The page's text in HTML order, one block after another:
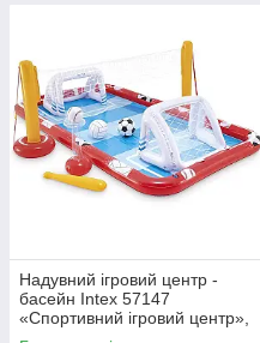
Надувний ігровий центр -
басейн Intex 57147
«Спортивний ігровий центр»,
325 х 267 х 102 см